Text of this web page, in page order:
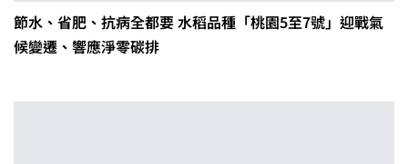
節水、省肥、抗病全都要 水稻品種「桃園5至7號」迎戰氣
候變遷、響應淨零碳排